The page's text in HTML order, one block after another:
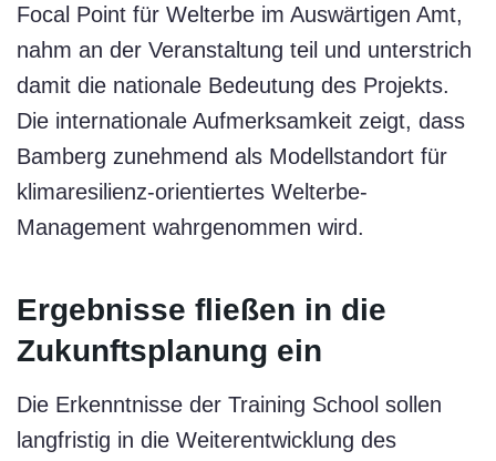
Focal Point für Welterbe im Auswärtigen Amt,
nahm an der Veranstaltung teil und unterstrich
damit die nationale Bedeutung des Projekts.
Die internationale Aufmerksamkeit zeigt, dass
Bamberg zunehmend als Modellstandort für
klimaresilienz-orientiertes Welterbe-
Management wahrgenommen wird.
Ergebnisse fließen in die
Zukunftsplanung ein
Die Erkenntnisse der Training School sollen
langfristig in die Weiterentwicklung des